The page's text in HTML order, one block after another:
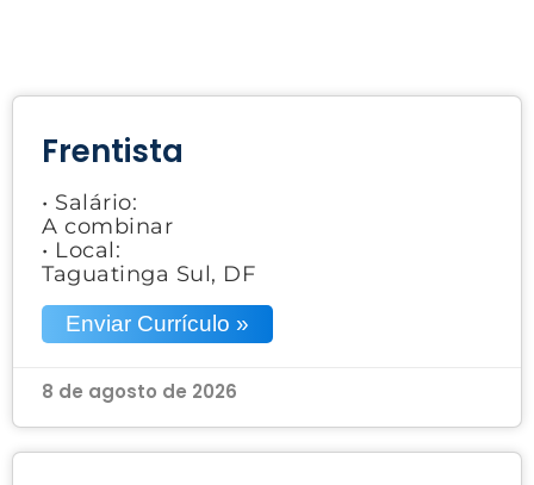
Frentista
• Salário:
A combinar
• Local:
Taguatinga Sul, DF
Enviar Currículo »
8 de agosto de 2026